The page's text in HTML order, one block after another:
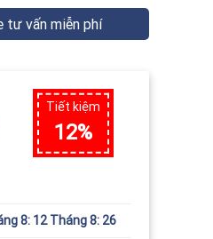
tư vấn miễn phí
Tiết kiệm
12%
8: 12 Tháng 8: 26